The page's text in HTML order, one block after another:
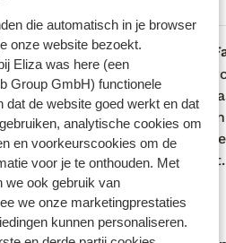
die automatisch in je browser
onze website bezoekt.
Eliza was here (een
Group GmbH) functionele
de website goed werkt en dat
analytische cookies om
en voorkeurscookies om de
voor je te onthouden. Met
we ook gebruik van
we onze marketingprestaties
kunnen personaliseren.
vorige week
na toe gaan. Het
(
koud) brood
en was redelijk
en vuil.
schoonmaken.
meer in ??. En
goed
na toe gaan. Het
(
koud) brood
en was redelijk
en vuil.
schoonmaken.
meer in ??. En...
heel
te
En
ontbijt.
heel
te
En
ontbijt.